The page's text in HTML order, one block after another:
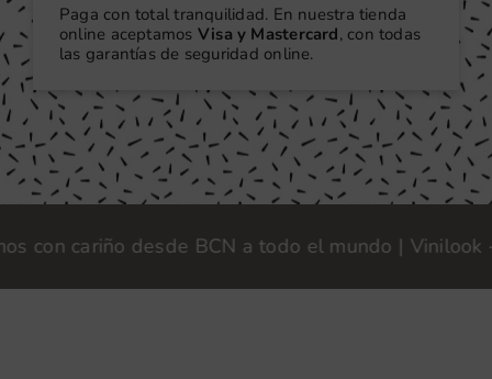
Paga con total tranquilidad. En nuestra tienda
online aceptamos Visa y Mastercard, con todas
las garantías de seguridad online.
desde BCN a todo el mundo | Vinilook ·